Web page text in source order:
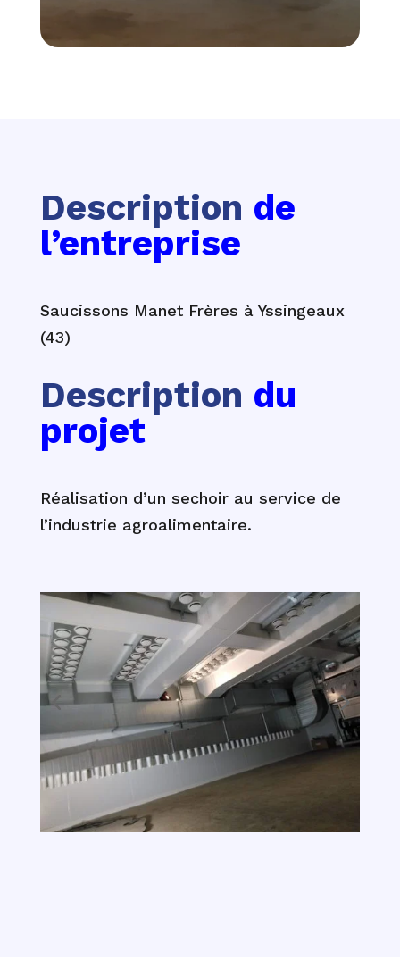
Description de
l’entreprise
Saucissons Manet Frères à Yssingeaux
(43)
Description du
projet
Réalisation d’un sechoir au service de
l’industrie agroalimentaire.